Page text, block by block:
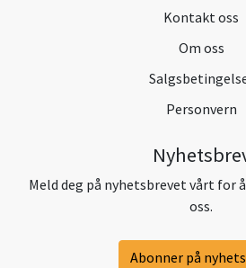
Kontakt oss
Om oss
Personvern
Meld deg på nyhetsbrevet vårt for
oss.
Abonner på